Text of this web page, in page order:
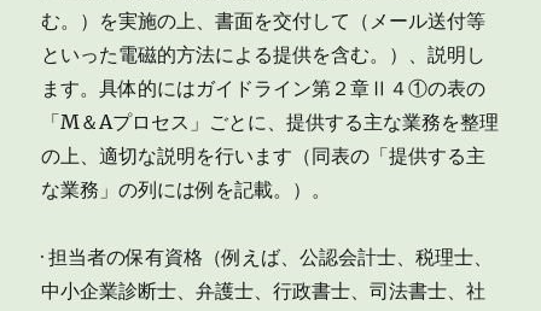
む。）を実施の上、書面を交付して（メール送付等
といった電磁的方法による提供を含む。）、説明し
ます。具体的にはガイドライン第２章Ⅱ４①の表の
「M＆Aプロセス」ごとに、提供する主な業務を整理
の上、適切な説明を行います（同表の「提供する主
な業務」の列には例を記載。）。
· 担当者の保有資格（例えば、公認会計士、税理士、
中小企業診断士、弁護士、行政書士、司法書士、社